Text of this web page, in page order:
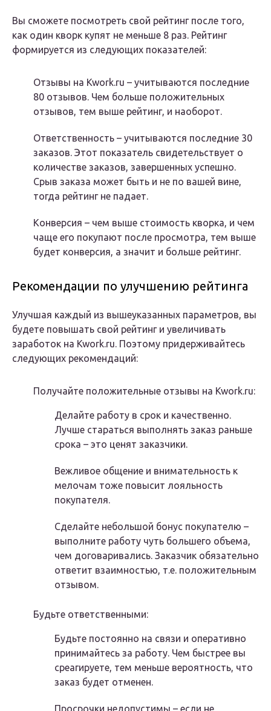
Вы сможете посмотреть свой рейтинг после того,
как один кворк купят не меньше 8 раз. Рейтинг
формируется из следующих показателей:
Отзывы на Kwork.ru – учитываются последние
80 отзывов. Чем больше положительных
отзывов, тем выше рейтинг, и наоборот.
Ответственность – учитываются последние 30
заказов. Этот показатель свидетельствует о
количестве заказов, завершенных успешно.
Срыв заказа может быть и не по вашей вине,
тогда рейтинг не падает.
Конверсия – чем выше стоимость кворка, и чем
чаще его покупают после просмотра, тем выше
будет конверсия, а значит и больше рейтинг.
Рекомендации по улучшению рейтинга
Улучшая каждый из вышеуказанных параметров, вы
будете повышать свой рейтинг и увеличивать
заработок на Kwork.ru. Поэтому придерживайтесь
следующих рекомендаций:
Получайте положительные отзывы на Kwork.ru:
Делайте работу в срок и качественно.
Лучше стараться выполнять заказ раньше
срока – это ценят заказчики.
Вежливое общение и внимательность к
мелочам тоже повысит лояльность
покупателя.
Сделайте небольшой бонус покупателю –
выполните работу чуть большего объема,
чем договаривались. Заказчик обязательно
ответит взаимностью, т.е. положительным
отзывом.
Будьте ответственными:
Будьте постоянно на связи и оперативно
принимайтесь за работу. Чем быстрее вы
среагируете, тем меньше вероятность, что
заказ будет отменен.